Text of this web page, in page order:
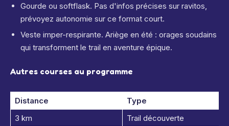
Gourde ou softflask. Pas d'infos précises sur ravitos,
prévoyez autonomie sur ce format court.
Veste imper-respirante. Ariège en été : orages soudains
qui transforment le trail en aventure épique.
Autres courses au programme
Distance
Type
3 km
Trail découverte